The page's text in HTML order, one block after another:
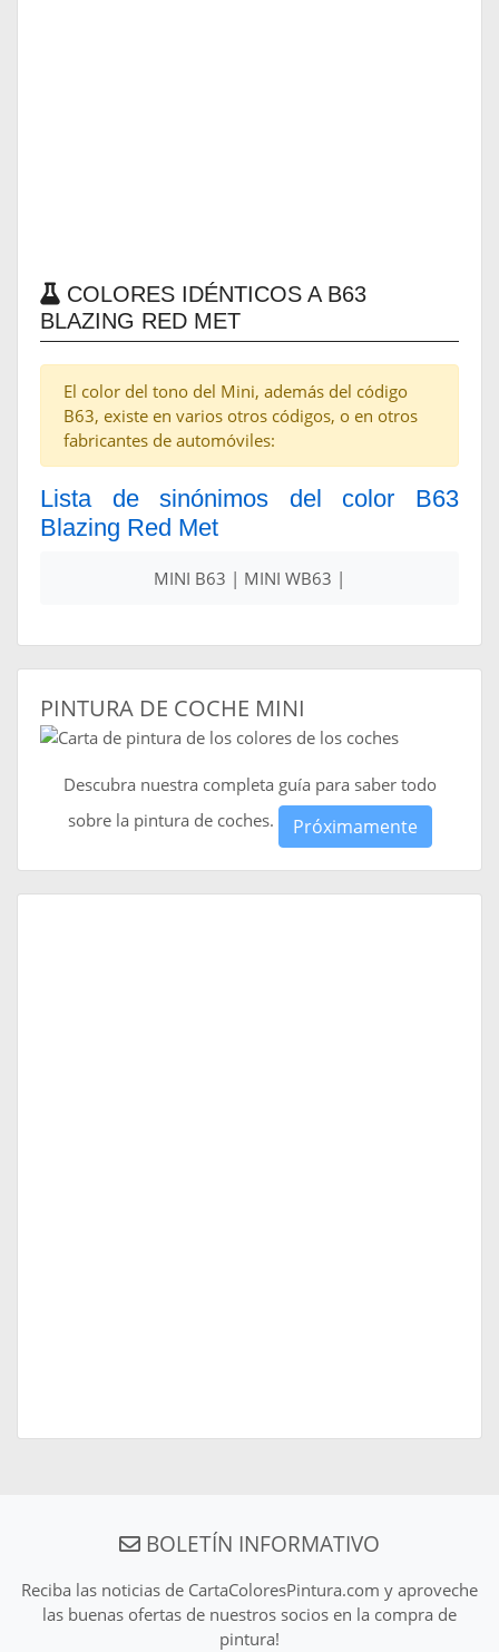
COLORES IDÉNTICOS A B63
BLAZING RED MET
El color del tono del Mini, además del código
B63, existe en varios otros códigos, o en otros
fabricantes de automóviles:
Lista de sinónimos del color B63
Blazing Red Met
MINI B63 | MINI WB63 |
PINTURA DE COCHE MINI
Descubra nuestra completa guía para saber todo
sobre la pintura de coches.
Próximamente
BOLETÍN INFORMATIVO
Reciba las noticias de CartaColoresPintura.com y aproveche
las buenas ofertas de nuestros socios en la compra de
pintura!